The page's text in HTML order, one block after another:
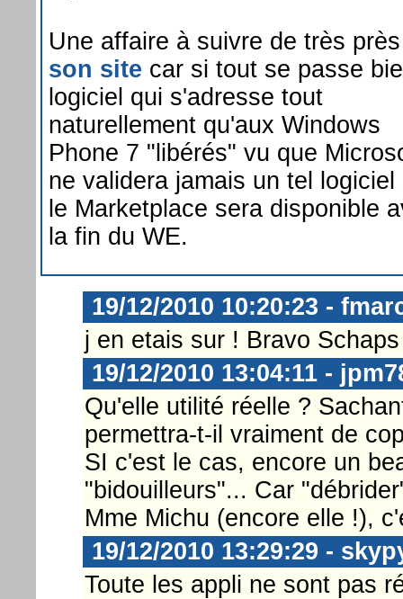
Une affaire à suivre de très
son site car si tout se passe
logiciel qui s'adresse tout
naturellement qu'aux Windows
Phone 7 "libérés" vu que
ne validera jamais un tel logiciel
le Marketplace sera disponible
la fin du WE.
19/12/2010 10:20:23 -
j en etais sur ! Bravo
19/12/2010 13:04:11 -
Qu'elle utilité réelle ?
permettra-t-il vraiment de
SI c'est le cas, encore un
"bidouilleurs"... Car
Mme Michu (encore elle !),
19/12/2010 13:29:29 -
Toute les appli ne sont pas